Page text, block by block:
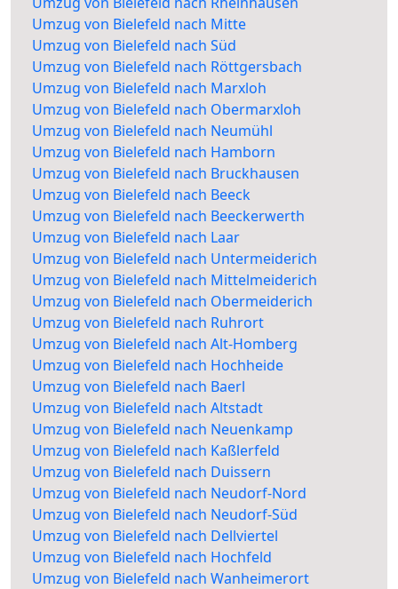
Umzug von Bielefeld nach Mitte
Umzug von Bielefeld nach Süd
Umzug von Bielefeld nach Röttgersbach
Umzug von Bielefeld nach Marxloh
Umzug von Bielefeld nach Obermarxloh
Umzug von Bielefeld nach Neumühl
Umzug von Bielefeld nach Hamborn
Umzug von Bielefeld nach Bruckhausen
Umzug von Bielefeld nach Beeck
Umzug von Bielefeld nach Beeckerwerth
Umzug von Bielefeld nach Laar
Umzug von Bielefeld nach Untermeiderich
Umzug von Bielefeld nach Mittelmeiderich
Umzug von Bielefeld nach Obermeiderich
Umzug von Bielefeld nach Ruhrort
Umzug von Bielefeld nach Alt-Homberg
Umzug von Bielefeld nach Hochheide
Umzug von Bielefeld nach Baerl
Umzug von Bielefeld nach Altstadt
Umzug von Bielefeld nach Neuenkamp
Umzug von Bielefeld nach Kaßlerfeld
Umzug von Bielefeld nach Duissern
Umzug von Bielefeld nach Neudorf-Nord
Umzug von Bielefeld nach Neudorf-Süd
Umzug von Bielefeld nach Dellviertel
Umzug von Bielefeld nach Hochfeld
Umzug von Bielefeld nach Wanheimerort